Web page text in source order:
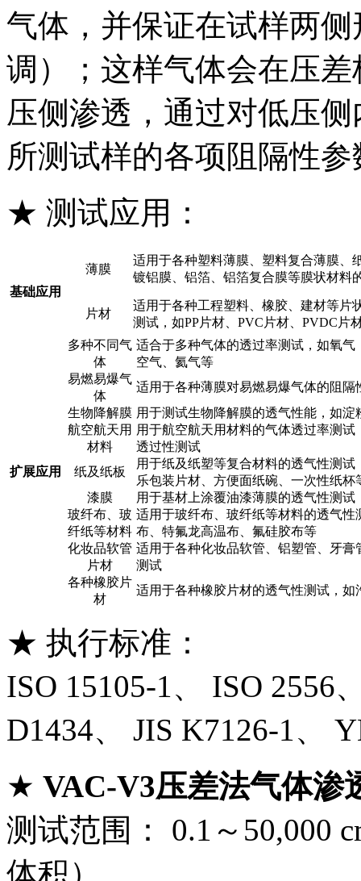
气体，并保证在试样两
调）；这样气体会在压
压侧渗透，通过对低压
所测试样的各项阻隔性参
★ 测试应用：
基础应用
薄膜
适用于各种塑料薄膜、塑料复合薄膜、
镀铝膜、铝箔、铝箔复合膜等膜状材料
片材
适用于各种工程塑料、橡胶、建材等片
测试，如PP片材、PVC片材、PVDC片
扩展应用
多种不同气
体
适合于多种气体的透过率测试，如氧气
空气、氦气等
易燃易爆气
体
适用于各种薄膜对易燃易爆气体的阻隔
生物降解膜 用于测试生物降解膜的透气性能，如淀
航空航天用
材料
用于航空航天用材料的气体透过率测试
透过性测试
纸及纸板
用于纸及纸塑等复合材料的透气性测试
乐包装片材、方便面纸碗、一次性纸杯
漆膜
用于基材上涂覆油漆薄膜的透气性测试
玻纤布、玻
纤纸等材料
适用于玻纤布、玻纤纸等材料的透气性
布、特氟龙高温布、氟硅胶布等
化妆品软管
片材
适用于各种化妆品软管、铝塑管、牙膏
测试
各种橡胶片
材
适用于各种橡胶片材的透气性测试，如
★ 执行标准：
ISO 15105-1、 ISO 2556
D1434、 JIS K7126-1、
★ VAC-V3压差法气体渗
测试范围： 0.1～50,000
体积）